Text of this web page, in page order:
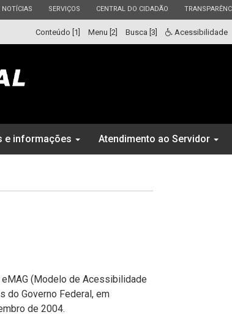
ESTADO
NOTÍCIAS ESTADO
SERVIÇOS ESTADO
CENTRAL DO CIDADÃO ESTADO
Conteúdo [1] Menu [2] Busca [3] Acessibilidade
e informações Atendimento ao Servidor
(Modelo de Acessibilidade
do Governo Federal, em
de 2004.